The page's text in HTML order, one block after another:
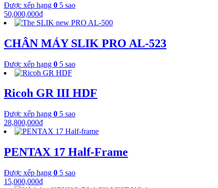
Được xếp hạng 0 5 sao
50,000,000₫
CHÂN MÁY SLIK PRO AL-523
Được xếp hạng 0 5 sao
Ricoh GR III HDF
Được xếp hạng 0 5 sao
28,800,000₫
PENTAX 17 Half-Frame
Được xếp hạng 0 5 sao
15,000,000₫